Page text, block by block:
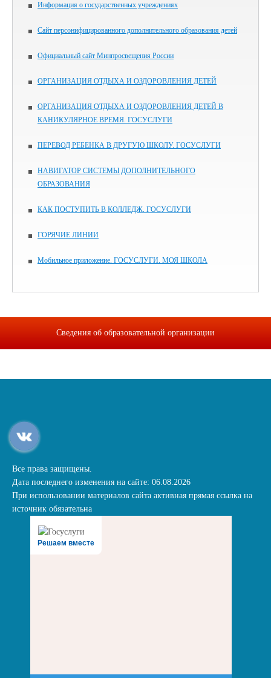
Информация о государственных учреждениях
Сайт персонифицированного дополнительного образования детей
Официальный сайт Минпросвещения России
ОРГАНИЗАЦИЯ ОТДЫХА И ОЗДОРОВЛЕНИЯ ДЕТЕЙ
ОРГАНИЗАЦИЯ ОТДЫХА И ОЗДОРОВЛЕНИЯ ДЕТЕЙ В
КАНИКУЛЯРНОЕ ВРЕМЯ. ГОСУСЛУГИ
ПЕРЕВОД РЕБЕНКА В ДРУГУЮ ШКОЛУ. ГОСУСЛУГИ
НАВИГАТОР СИСТЕМЫ ДОПОЛНИТЕЛЬНОГО
ОБРАЗОВАНИЯ
КАК ПОСТУПИТЬ В КОЛЛЕДЖ. ГОСУСЛУГИ
ГОРЯЧИЕ ЛИНИИ
Мобильное приложение. ГОСУСЛУГИ. МОЯ ШКОЛА
Сведения об образовательной организации
Все права защищены.
Дата последнего изменения на сайте: 06.08.2026
При использовании материалов сайта активная прямая ссылка на
источник обязательна
Решаем вместе